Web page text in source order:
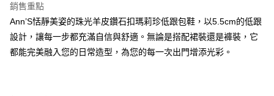
流程，驗證手機門號後，選擇欲分期的期數、繳款截止日，確認付款後即完
成交易。
4.訂單成立30分鐘內，如未前往確認交易或遇審核未通過，訂單將自動取
消。如遇「轉專審核」未通過狀況，表示未達大哥付你分期系統評分，恕無
【關於「AFTEE先享後付」】
AFTEE先享後付是「在收到商品之後才付款」的支付方式。 讓您購物簡單
便利好安心！
１．簡單：不需註冊會員、不需綁卡、不需儲值。
２．便利：只要手機號碼，簡訊認證，即可結帳。
ATM付款
運送方式
銷售重點
Ann’S恬靜美姿的珠光羊皮鑽石扣瑪莉珍低跟包鞋，以5.5cm的低跟
設計，讓每一步都充滿自信與舒適。無論是搭配裙裝還是褲裝，它
都能完美融入您的日常造型，為您的每一次出門增添光彩。